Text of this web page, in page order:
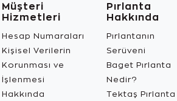
Müşteri
Hizmetleri
Hesap Numaraları
Kişisel Verilerin
Korunması ve
İşlenmesi
Hakkında
Pırlanta
Hakkında
Pırlantanın
Serüveni
Baget Pırlanta
Nedir?
Tektaş Pırlanta